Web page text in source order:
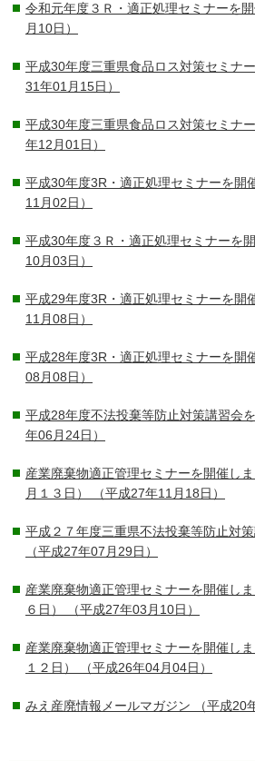
令和元年度３Ｒ・適正処理セミナーを
月10日）
平成30年度三重県食品ロス対策セミナ
31年01月15日）
平成30年度三重県食品ロス対策セミナ
年12月01日）
平成30年度3R・適正処理セミナーを開
11月02日）
平成30年度３Ｒ・適正処理セミナーを
10月03日）
平成29年度3R・適正処理セミナーを開
11月08日）
平成28年度3R・適正処理セミナーを開
08月08日）
平成28年度不法投棄等防止対策講習会
年06月24日）
産業廃棄物適正管理セミナーを開催し
月１３日）
（平成27年11月18日）
平成２７年度三重県不法投棄等防止対
（平成27年07月29日）
産業廃棄物適正管理セミナーを開催し
６日）
（平成27年03月10日）
産業廃棄物適正管理セミナーを開催し
１２日）
（平成26年04月04日）
みえ産廃情報メールマガジン （平成20